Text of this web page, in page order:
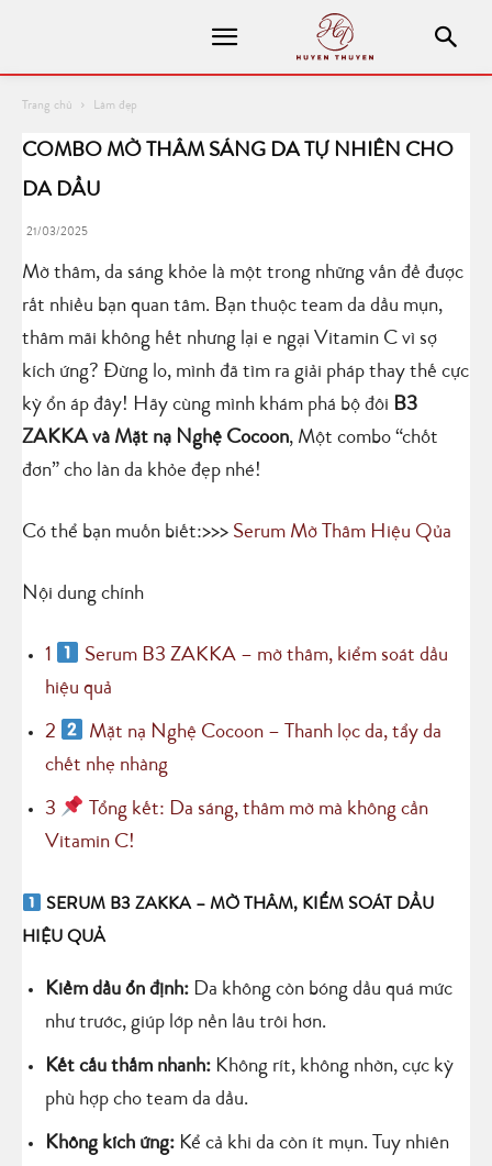
Trang chủ Làm đẹp
COMBO MỜ THÂM SÁNG DA TỰ NHIÊN CHO
DA DẦU
21/03/2025
Mờ thâm, da sáng khỏe là một trong những vấn đề được
rất nhiều bạn quan tâm. Bạn thuộc team da dầu mụn,
thâm mãi không hết nhưng lại e ngại Vitamin C vì sợ
kích ứng? Đừng lo, mình đã tìm ra giải pháp thay thế cực
kỳ ổn áp đây! Hãy cùng mình khám phá bộ đôi B3
ZAKKA và Mặt nạ Nghệ Cocoon, Một combo “chốt
đơn” cho làn da khỏe đẹp nhé!
Có thể bạn muốn biết:>>> Serum Mờ Thâm Hiệu Qủa
Nội dung chính
1
Serum B3 ZAKKA – mờ thâm, kiểm soát dầu
hiệu quả
2
Mặt nạ Nghệ Cocoon – Thanh lọc da, tẩy da
chết nhẹ nhàng
3
Tổng kết: Da sáng, thâm mờ mà không cần
Vitamin C!
SERUM B3 ZAKKA – MỜ THÂM, KIỂM SOÁT DẦU
HIỆU QUẢ
Kiềm dầu ổn định: Da không còn bóng dầu quá mức
như trước, giúp lớp nền lâu trôi hơn.
Kết cấu thấm nhanh: Không rít, không nhờn, cực kỳ
phù hợp cho team da dầu.
Không kích ứng: Kể cả khi da còn ít mụn. Tuy nhiên